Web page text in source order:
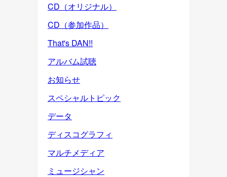
CD（オリジナル）
CD（参加作品）
That's DAN!!
アルバム試聴
お知らせ
スペシャルトピック
データ
ディスコグラフィ
マルチメディア
ミュージシャン